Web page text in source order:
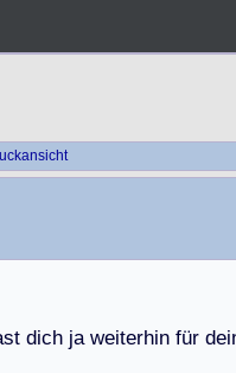
st dich ja weiterhin für dei